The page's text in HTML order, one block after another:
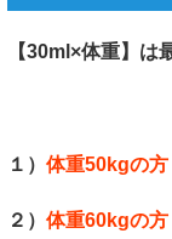
【30ml×体重】は
１） 体重50kgの
２） 体重60kgの